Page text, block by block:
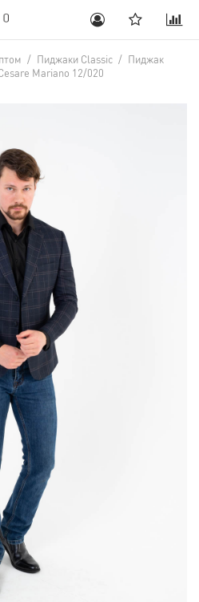
/ Пиджаки Classic / Пиджак
Mariano 12/020